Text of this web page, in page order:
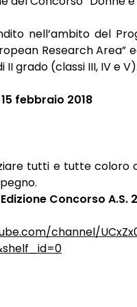
nell’ambito del
Research
grado (classi III, IV e V).
febbraio 2018
tutti e tutte coloro
Concorso A.S.
channel/